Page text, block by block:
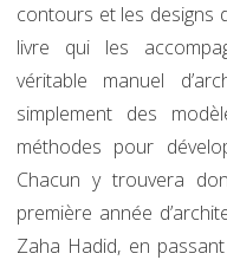
contours et les designs
livre qui les
véritable manuel
simplement des
méthodes pour
Chacun y trouvera
première année
Zaha Hadid, en